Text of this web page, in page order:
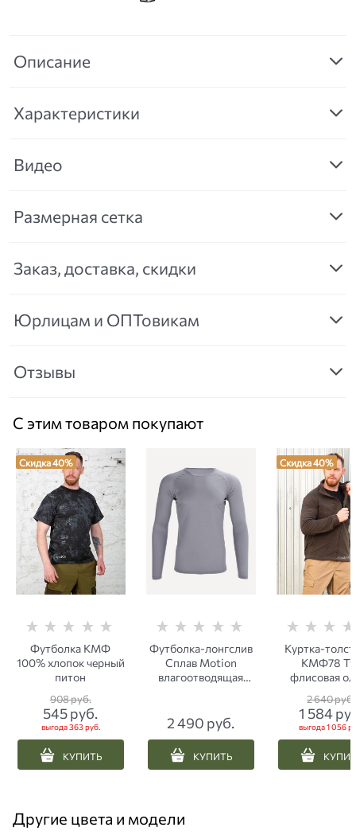
Описание
Характеристики
Видео
Размерная сетка
Заказ, доставка, скидки
Юрлицам и ОПТовикам
Отзывы
С этим товаром покупают
Скидка 40%
Футболка КМФ
100% хлопок черный
питон
908 руб.
545 руб.
выгода363 руб.
КУПИТЬ
Футболка-лонгслив
Сплав Motion
влагоотводящая
2 490 руб.
КУПИТЬ
Скидка 40%
Куртка-
КМФ78
флисовая
2 640 руб.
1 584
выгода1 056
Другие цвета и модели